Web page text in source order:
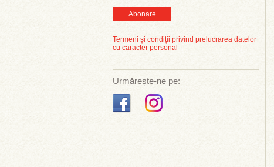
Abonare
Termeni și condiții privind prelucrarea datelor
cu caracter personal
Urmărește-ne pe: